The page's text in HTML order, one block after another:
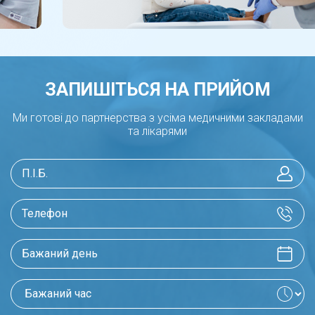
лише ЛІКАРІ нашої лікарні ЕКСПЕРТ.
ЗАПИШІТЬСЯ НА ПРИЙОМ
Ми готові до партнерства з усіма медичними закладами
та лікарями